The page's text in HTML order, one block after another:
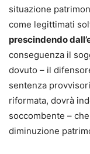
situazione
come legittimati
prescindendo
conseguenza il
dovuto – il
sentenza
riformata, dovrà
soccombente –
diminuzione